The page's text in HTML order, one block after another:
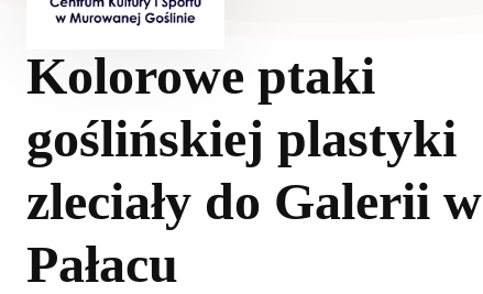
Kolorowe ptaki
goślińskiej plastyki
zleciały do Galerii w
Pałacu